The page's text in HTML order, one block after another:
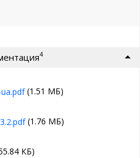
4
(1.51 МБ)
(1.76 МБ)
КБ)